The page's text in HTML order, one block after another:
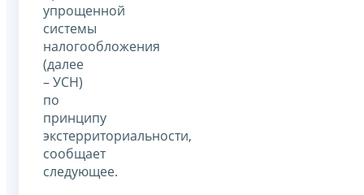
упрощенной
системы
налогообложения
(далее
– УСН)
по
принципу
экстерриториальности,
сообщает
следующее.